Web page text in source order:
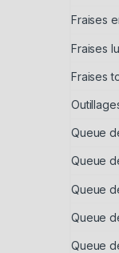
Fraises
Fraises
Fraises
Queue
Queue
Queue
Queue
Queue